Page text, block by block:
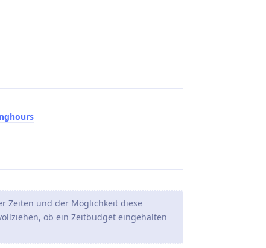
Zeiten und der Möglichkeit diese
ob ein Zeitbudget eingehalten